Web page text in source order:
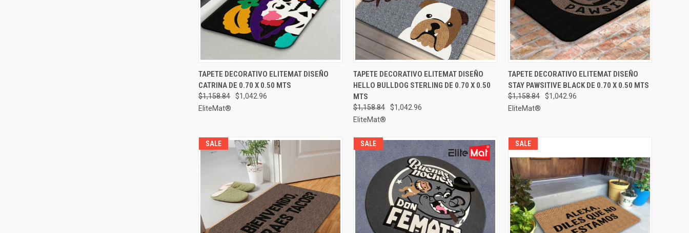
VISTA RÁPIDA
AGREGAR AL
CARRITO
Comparar
TAPETE DECORATIVO ELITEMAT DISEÑO
CATRINA DE 0.70 X 0.50 MTS
$1,158.84
$1,042.96
EliteMat®
VISTA RÁPIDA
AGREGAR AL
CARRITO
Comparar
TAPETE DECORATIVO ELITEMAT DISEÑO
HELLO BULLDOG STERLING DE 0.70 X 0.50
MTS
$1,158.84
$1,042.96
EliteMat®
VISTA RÁPIDA
AGREGAR AL
CARRITO
Comparar
TAPETE DECORATIVO ELITEMAT DISEÑO
STAY PAWSITIVE BLACK DE 0.70 X 0.50 MTS
$1,158.84
$1,042.96
EliteMat®
SALE SALE SALE